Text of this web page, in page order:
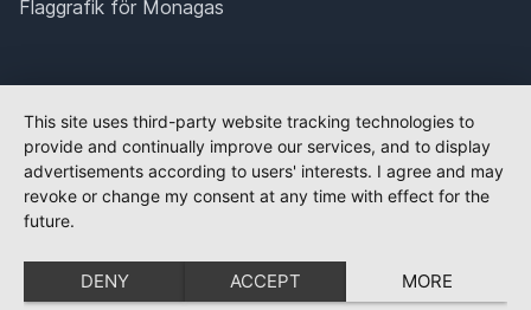
Flaggrafik för Monagas
This site uses third-party website tracking technologies to
provide and continually improve our services, and to display
advertisements according to users' interests. I agree and may
revoke or change my consent at any time with effect for the
future.
DENY ACCEPT MORE